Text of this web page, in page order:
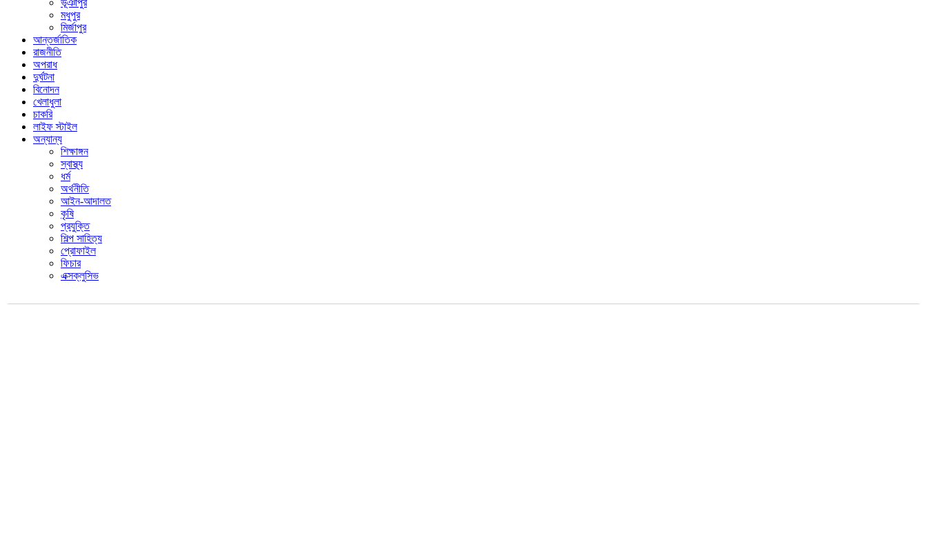
ভূঞাপুর
মধুপুর
মির্জাপুর
আন্তর্জাতিক
রাজনীতি
অপরাধ
দুর্ঘটনা
বিনোদন
খেলাধুলা
চাকরি
লাইফ স্টাইল
অন্যান্য
শিক্ষাঙ্গন
স্বাস্থ্য
ধর্ম
অর্থনীতি
আইন-আদালত
কৃষি
প্রযুক্তি
শিল্প সাহিত্য
প্রোফাইল
ফিচার
এক্সক্লুসিভ